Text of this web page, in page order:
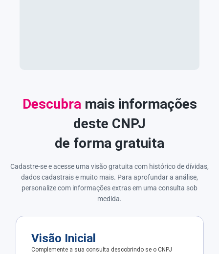
Descubra mais informações
deste CNPJ
de forma gratuita
Cadastre-se e acesse uma visão gratuita com histórico de dívidas,
dados cadastrais e muito mais. Para aprofundar a análise,
personalize com informações extras em uma consulta sob
medida.
Visão Inicial
Complemente a sua consulta descobrindo se o CNPJ